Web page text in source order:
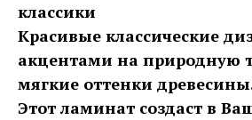
классики
Красивые классические
акцентами на природную
мягкие оттенки
Этот ламинат создаст в